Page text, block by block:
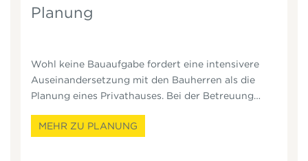
Planung
Wohl keine Bauaufgabe fordert eine intensivere
Auseinandersetzung mit den Bauherren als die
Planung eines Privathauses. Bei der Betreuung
Rücksicht zu nehmen und den gesamten Bauablauf
MEHR ZU PLANUNG